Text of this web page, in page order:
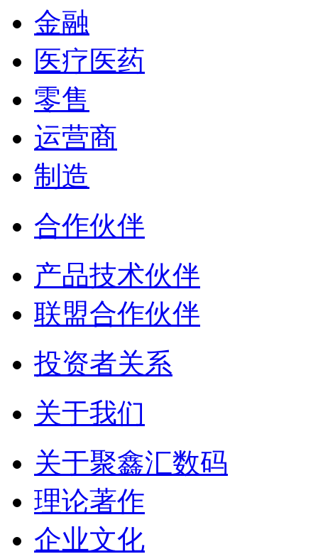
金融
医疗医药
零售
运营商
制造
合作伙伴
产品技术伙伴
联盟合作伙伴
投资者关系
关于我们
关于聚鑫汇数码
理论著作
企业文化